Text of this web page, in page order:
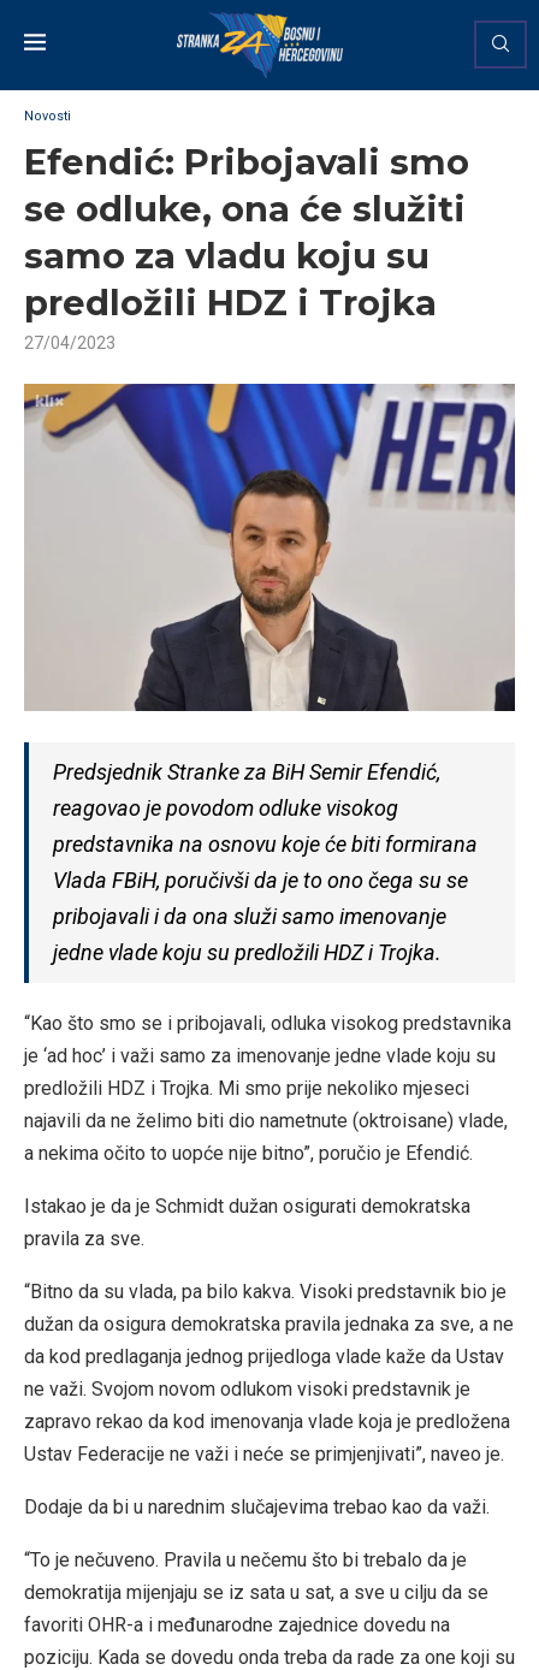
Novosti
Efendić: Pribojavali smo
se odluke, ona će služiti
samo za vladu koju su
predložili HDZ i Trojka
27/04/2023
Predsjednik Stranke za BiH Semir Efendić,
reagovao je povodom odluke visokog
predstavnika na osnovu koje će biti formirana
Vlada FBiH, poručivši da je to ono čega su se
pribojavali i da ona služi samo imenovanje
jedne vlade koju su predložili HDZ i Trojka.
“Kao što smo se i pribojavali, odluka visokog predstavnika
je ‘ad hoc’ i važi samo za imenovanje jedne vlade koju su
predložili HDZ i Trojka. Mi smo prije nekoliko mjeseci
najavili da ne želimo biti dio nametnute (oktroisane) vlade,
a nekima očito to uopće nije bitno”, poručio je Efendić.
Istakao je da je Schmidt dužan osigurati demokratska
pravila za sve.
“Bitno da su vlada, pa bilo kakva. Visoki predstavnik bio je
dužan da osigura demokratska pravila jednaka za sve, a ne
da kod predlaganja jednog prijedloga vlade kaže da Ustav
ne važi. Svojom novom odlukom visoki predstavnik je
zapravo rekao da kod imenovanja vlade koja je predložena
Ustav Federacije ne važi i neće se primjenjivati”, naveo je.
Dodaje da bi u narednim slučajevima trebao kao da važi.
“To je nečuveno. Pravila u nečemu što bi trebalo da je
demokratija mijenjaju se iz sata u sat, a sve u cilju da se
favoriti OHR-a i međunarodne zajednice dovedu na
poziciju. Kada se dovedu onda treba da rade za one koji su